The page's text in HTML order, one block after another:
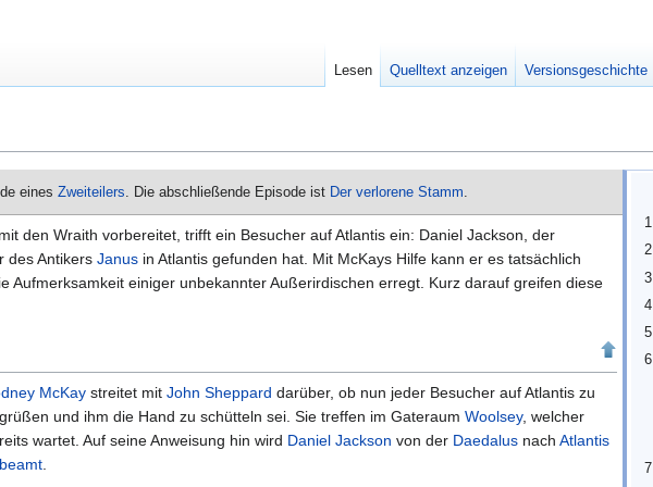
1
2
3
4
5
6
7
eines Zweiteilers. Die abschließende Episode ist Der verlorene Stamm.
den Wraith vorbereitet, trifft ein Besucher auf Atlantis ein: Daniel Jackson, der
des Antikers Janus in Atlantis gefunden hat. Mit McKays Hilfe kann er es tatsächlich
Aufmerksamkeit einiger unbekannter Außerirdischen erregt. Kurz darauf greifen diese
McKaystreitet mit John Sheppard darüber, ob nun jeder Besucher auf Atlantis zu
und ihm die Hand zu schütteln sei. Sie treffen im Gateraum Woolsey, welcher
wartet. Auf seine Anweisung hin wird Daniel Jackson von der Daedalusnach Atlantis
.
Lesen Quelltext anzeigen Versionsgeschichte